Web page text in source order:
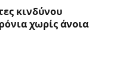
κινδύνου
χωρίς άνοια